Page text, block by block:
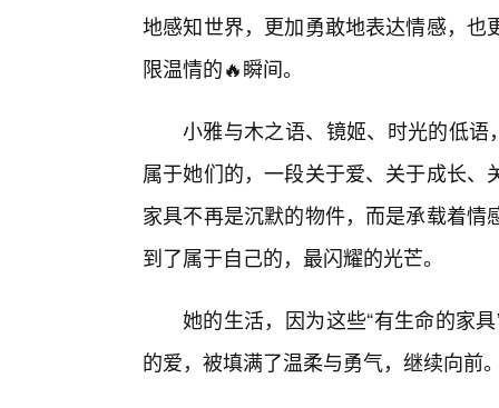
地感知世界，更加勇敢地表达情感，
限温情的🔥瞬间。
小雅与木之语、镜姬、时光的低语
属于她们的，一段关于爱、关于成长
家具不再是沉默的物件，而是承载着
到了属于自己的，最闪耀的光芒。
她的生活，因为这些“有生命的家
的爱，被填满了温柔与勇气，继续向前